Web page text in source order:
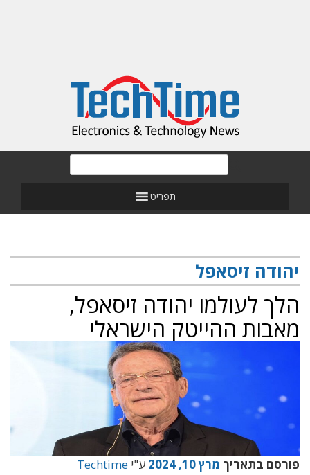
תפריט
יהודה זיסאפל
הלך לעולמו יהודה זיסאפל,
מאבות ההייטק הישראלי
פורסם בתאריך מרץ 10, 2024 ע"י Techtime